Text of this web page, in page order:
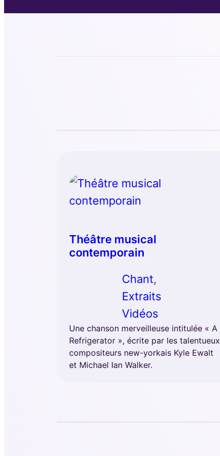
Théâtre musical
contemporain
Chant
Extraits
Vidéos
Une chanson merveilleuse intitulée « A
Refrigerator », écrite par les talentueux
compositeurs new-yorkais Kyle Ewalt
et Michael Ian Walker.